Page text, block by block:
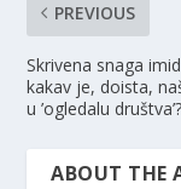
PREVIOUS
Skrivena snaga
kakav je, doista,
u ’ogledalu društva’?
ABOUT THE